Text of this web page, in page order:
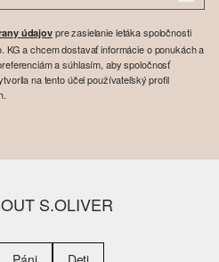
údajovpre zasielanie letáka spoločnosti
KG a chcem dostavať informácie o ponukách a
a súhlasím, aby spoločnosť
na tento účel používateľský profil
S.OLIVER